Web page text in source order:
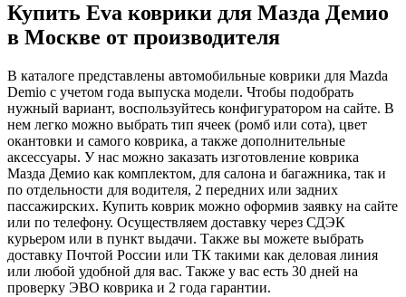
Купить Eva коврики для Мазда Демио
в Москве от производителя
В каталоге представлены автомобильные коврики для Mazda
Demio с учетом года выпуска модели. Чтобы подобрать
нужный вариант, воспользуйтесь конфигуратором на сайте. В
нем легко можно выбрать тип ячеек (ромб или сота), цвет
окантовки и самого коврика, а также дополнительные
аксессуары. У нас можно заказать изготовление коврика
Мазда Демио как комплектом, для салона и багажника, так и
по отдельности для водителя, 2 передних или задних
пассажирских. Купить коврик можно оформив заявку на сайте
или по телефону. Осуществляем доставку через СДЭК
курьером или в пункт выдачи. Также вы можете выбрать
доставку Почтой России или ТК такими как деловая линия
или любой удобной для вас. Также у вас есть 30 дней на
проверку ЭВО коврика и 2 года гарантии.